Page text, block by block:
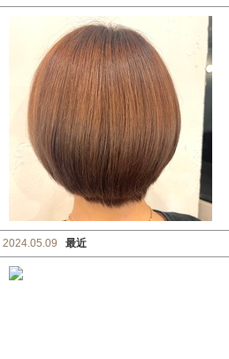
2024.05.09 最近